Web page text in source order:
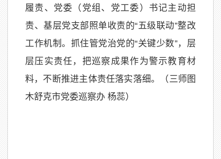
履责、党委（党组、党工委）书记主动担
责、基层党支部照单收责的“五级联动”整改
工作机制。抓住管党治党的“关键少数”，层
层压实责任，把巡察成果作为警示教育材
料，不断推进主体责任落实落细。（三师图
木舒克市党委巡察办 杨蕊）